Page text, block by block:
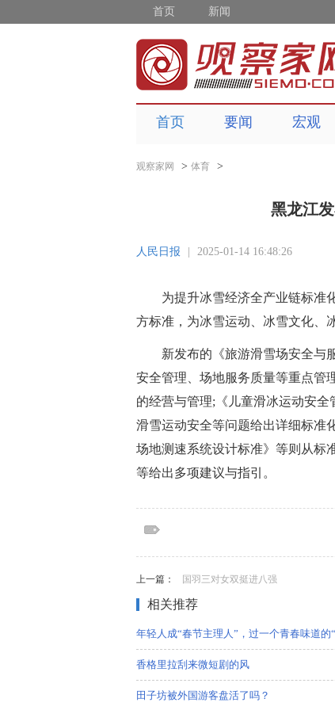
首页 新闻
首页 要闻 宏观
观察家网 > 体育 >
黑龙江
人民日报 2025-01-14 16:48:26
为提升冰雪经济全产业链标准
方标准，为冰雪运动、冰雪文化、
新发布的《旅游滑雪场安全与
安全管理、场地服务质量等重点管
的经营与管理;《儿童滑冰运动安全
滑雪运动安全等问题给出详细标准
场地测速系统设计标准》等则从标
等给出多项建议与指引。
费，互联网，科技，国际，文化，时
上一篇： 国羽三对女双挺进八强
相关推荐
年轻人成“春节主理人”，过一个青春味道的
香格里拉刮来微短剧的风
田子坊被外国游客盘活了吗？